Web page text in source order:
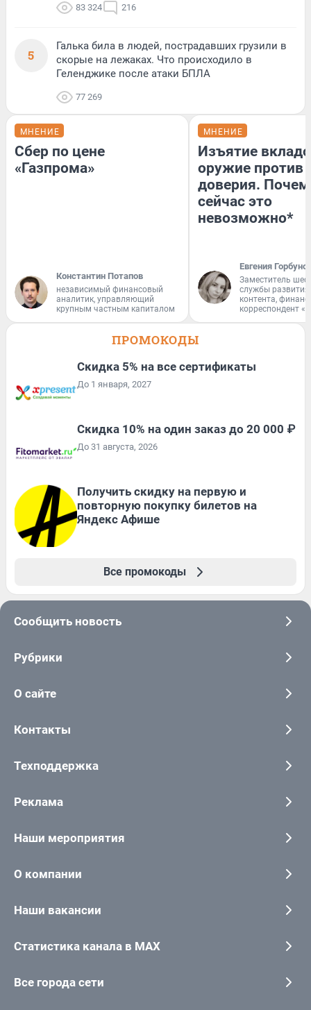
83 324 216
5
Галька била в людей, пострадавших грузили в
скорые на лежаках. Что происходило в
Геленджике после атаки БПЛА
77 269
МНЕНИЕ
Сбер по цене
«Газпрома»
Константин Потапов
независимый финансовый
аналитик, управляющий
крупным частным капиталом
МНЕНИЕ
Изъятие
оружие против
доверия.
сейчас это
невозможно*
Евгения
Заместитель
службы
контента,
корреспондент
ПРОМОКОДЫ
Скидка 5% на все сертификаты
До 1 января, 2027
Скидка 10% на один заказ до 20 000 ₽
До 31 августа, 2026
Получить скидку на первую и
повторную покупку билетов на
Яндекс Афише
Все промокоды
Сообщить новость
Рубрики
О сайте
Контакты
Техподдержка
Реклама
Наши мероприятия
О компании
Наши вакансии
Статистика канала в MAX
Все города сети